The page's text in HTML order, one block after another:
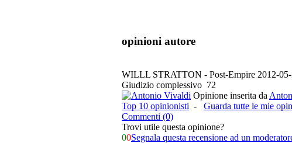
opinioni autore
WILLL STRATTON - Post-Empire 2012-
Giudizio complessivo 72
Opinione inserita da
Top 10 opinionisti - Guarda tutte le mie
Commenti (0)
Trovi utile questa opinione?
00Segnala questa recensione ad un